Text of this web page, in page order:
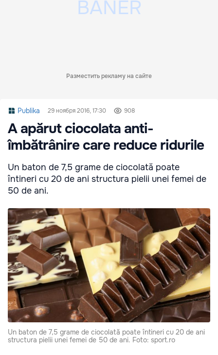
Разместить рекламу на сайте
Publika 29 ноября 2016, 17:30 908
A apărut ciocolata anti-
îmbătrânire care reduce ridurile
Un baton de 7,5 grame de ciocolată poate
întineri cu 20 de ani structura pielii unei femei de
50 de ani.
Un baton de 7,5 grame de ciocolată poate întineri cu 20 de ani
structura pielii unei femei de 50 de ani. Foto: sport.ro